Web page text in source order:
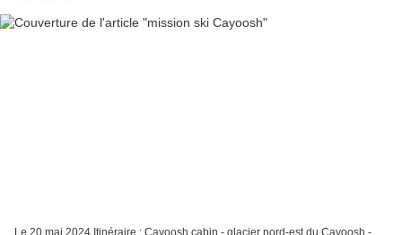
Le 20 mai 2024 Itinéraire : Cayoosh cabin - glacier nord-est du Cayoosh -